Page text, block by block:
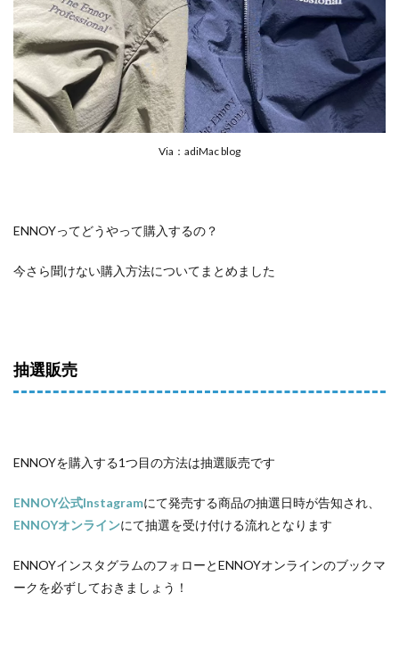
Via：adiMac blog
ENNOYってどうやって購入するの？
今さら聞けない購入方法についてまとめました
抽選販売
ENNOYを購入する1つ目の方法は抽選販売です
ENNOY公式Instagramにて発売する商品の抽選日時が告知され、
ENNOYオンラインにて抽選を受け付ける流れとなります
ENNOYインスタグラムのフォローとENNOYオンラインのブックマ
ークを必ずしておきましょう！